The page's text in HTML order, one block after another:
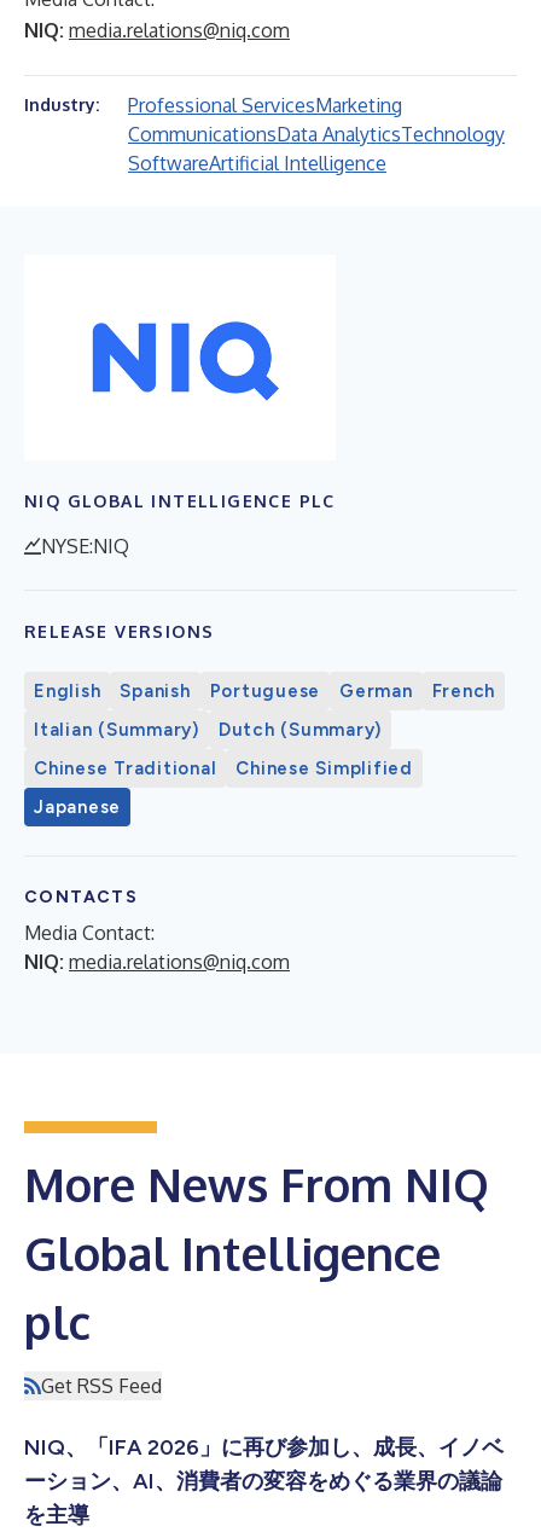
NIQ: media.relations@niq.com
Industry: Professional ServicesMarketing
CommunicationsData AnalyticsTechnology
SoftwareArtificial Intelligence
NIQ GLOBAL INTELLIGENCE PLC
NYSE:NIQ
RELEASE VERSIONS
English Spanish Portuguese German
French
Italian (Summary)
Dutch (Summary)
Chinese Traditional
Chinese Simplified
Japanese
CONTACTS
Media Contact:
NIQ: media.relations@niq.com
More News From NIQ
Global Intelligence
plc
Get RSS Feed
NIQ、「IFA 2026」に再び参加し、成長、イノベ
ーション、AI、消費者の変容をめぐる業界の議論
を主導